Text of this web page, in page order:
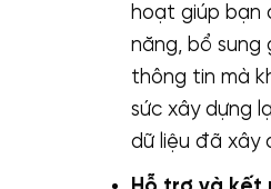
hoạt giúp bạn
năng, bổ sung
thông tin mà
sức xây dựng
dữ liệu đã xây